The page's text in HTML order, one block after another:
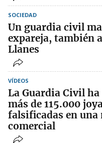
SOCIEDAD
Un guardia civil
expareja, también
Llanes
VÍDEOS
La Guardia Civil
más de 115.000
falsificadas en una
comercial